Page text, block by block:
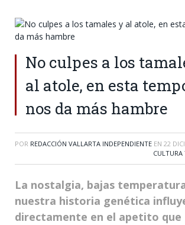
No culpes a los
al atole, en esta
nos da más hambre
POR REDACCIÓN VALLARTA INDEPENDIENTE EN 22
CULTURA
La nostalgia, bajas
nuestra historia genética
directamente en el apetito que